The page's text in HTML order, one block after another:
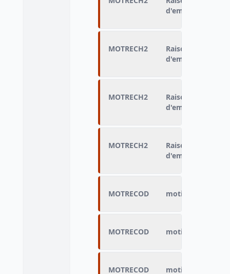
d'emploi malgré
MOTRECH2
Raison de la
d'emploi malgré
MOTRECH2
Raison de la
d'emploi malgré
MOTRECH2
Raison de la
d'emploi malgré
MOTRECOD motif de sortie
MOTRECOD motif de sortie
MOTRECOD motif de sortie